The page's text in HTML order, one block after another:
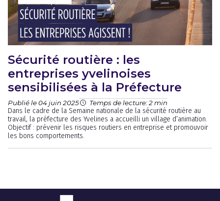
Sécurité routière : les
entreprises yvelinoises
sensibilisées à la Préfecture
Publié le 04 juin 2025 Temps de lecture: 2 min
Dans le cadre de la Semaine nationale de la sécurité routière au
travail, la préfecture des Yvelines a accueilli un village d’animation.
Objectif : prévenir les risques routiers en entreprise et promouvoir
les bons comportements.